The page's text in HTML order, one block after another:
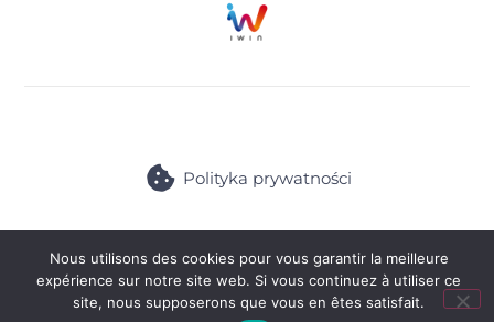
Polityka prywatności
Nous utilisons des cookies pour vous garantir la meilleure
expérience sur notre site web. Si vous continuez à utiliser ce
site, nous supposerons que vous en êtes satisfait.